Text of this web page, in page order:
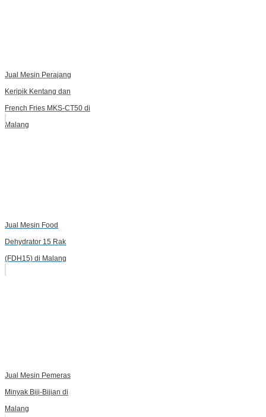
Jual Mesin Perajang
Keripik Kentang dan
French Fries MKS-CT50 di
Malang
Jual Mesin Food
Dehydrator 15 Rak
(FDH15) di Malang
Jual Mesin Pemeras
Minyak Biji-Bijian di
Malang